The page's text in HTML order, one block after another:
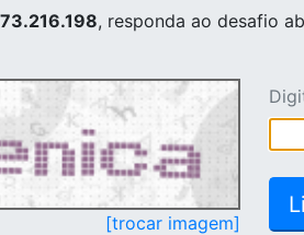
, responda ao desafio
[trocar imagem]